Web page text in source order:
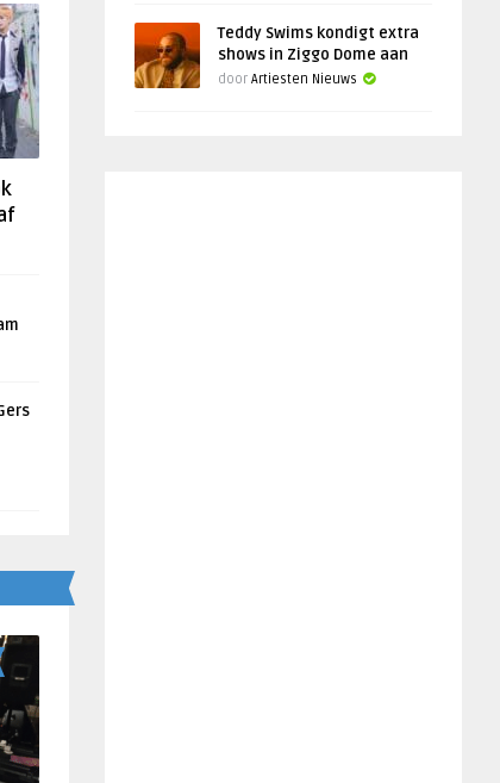
Teddy Swims kondigt extra
shows in Ziggo Dome aan
door Artiesten Nieuws